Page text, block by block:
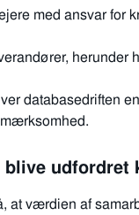
med ansvar for
herunder
databasedriften
udfordret
at værdien af